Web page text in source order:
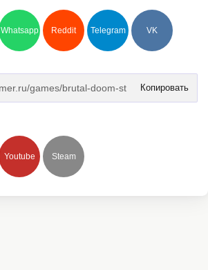
Whatsapp Reddit Telegram VK
Копировать
Youtube Steam